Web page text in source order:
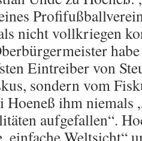
nicht vollkriegen
Eintreiber von
sondern vom
ihm niemals
aufgefallen“.
einfache Weltsicht“